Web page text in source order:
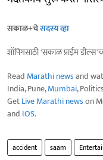
सकाळ+चेसदस्य व्हा
शॉपिंगसाठी 'सकाळ प्राईम
Read Marathi newsand
India, Pune,Mumbai,
GetLive Marathi newson
and IOS.
accident saam